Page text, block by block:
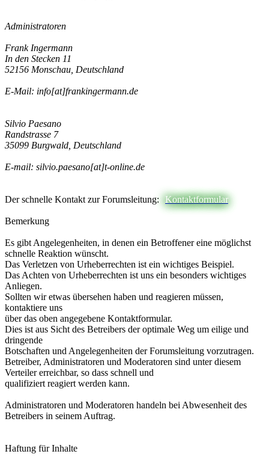
Administratoren
Frank Ingermann
In den Stecken 11
52156 Monschau, Deutschland
E-Mail: info[at]frankingermann.de
Silvio Paesano
Randstrasse 7
35099 Burgwald, Deutschland
E-mail: silvio.paesano[at]t-online.de
Der schnelle Kontakt zur Forumsleitung: Kontaktformular
Bemerkung
Es gibt Angelegenheiten, in denen ein Betroffener eine möglichst
schnelle Reaktion wünscht.
Das Verletzen von Urheberrechten ist ein wichtiges Beispiel.
Das Achten von Urheberrechten ist uns ein besonders wichtiges
Anliegen.
Sollten wir etwas übersehen haben und reagieren müssen,
kontaktiere uns
über das oben angegebene Kontaktformular.
Dies ist aus Sicht des Betreibers der optimale Weg um eilige und
dringende
Botschaften und Angelegenheiten der Forumsleitung vorzutragen.
Betreiber, Administratoren und Moderatoren sind unter diesem
Verteiler erreichbar, so dass schnell und
qualifiziert reagiert werden kann.
Administratoren und Moderatoren handeln bei Abwesenheit des
Betreibers in seinem Auftrag.
Haftung für Inhalte